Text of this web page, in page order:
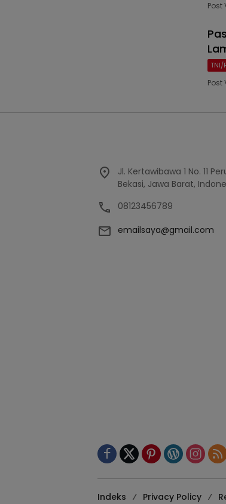
TNI/
Post
Jl. Kertawibawa 1 No. 11
Bekasi, Jawa Barat,
08123456789
emailsaya@gmail.com
Indeks Privacy Policy